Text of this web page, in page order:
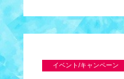
イベント/キャンペーン